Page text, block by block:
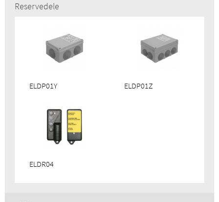
Reservedele
ELDP01Y ELDP01Z
ELDR04